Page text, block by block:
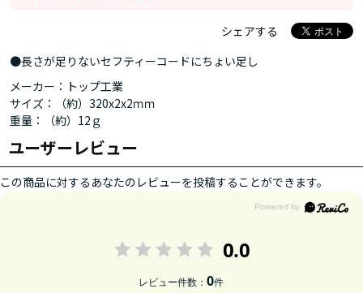
シェアする
●長さが足りないセフティーコードにちょい足し
メーカー：トップ工業
サイズ：（約）320x2x2ｍｍ
重量：（約）12ｇ
ユーザーレビュー
この商品に対するあなたのレビューを投稿することができます。
0.0
レビュー件数：0件